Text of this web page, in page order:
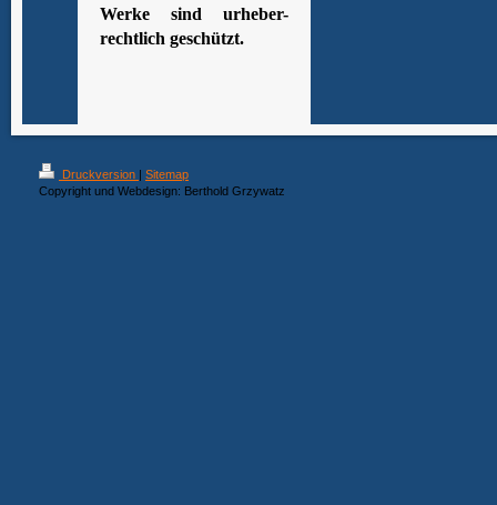
Werke sind urheber-
rechtlich geschützt.
Druckversion | Sitemap
Copyright und Webdesign: Berthold Grzywatz